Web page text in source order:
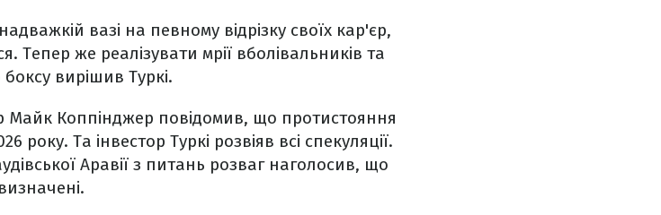
вазі на певному відрізку своїх кар'єр,
Тепер же реалізувати мрії вболівальників та
вирішив Туркі.
Майк Коппінджер повідомив, що протистояння
року. Та інвестор Туркі розвіяв всі спекуляції.
Аравії з питань розваг наголосив, що